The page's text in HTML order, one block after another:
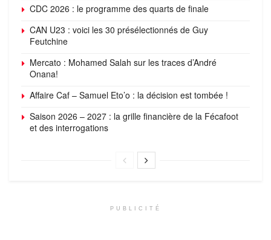
CDC 2026 : le programme des quarts de finale
CAN U23 : voici les 30 présélectionnés de Guy
Feutchine
Mercato : Mohamed Salah sur les traces d’André
Onana!
Affaire Caf – Samuel Eto’o : la décision est tombée !
Saison 2026 – 2027 : la grille financière de la Fécafoot
et des interrogations
PUBLICITÉ